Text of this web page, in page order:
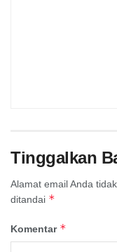
Tinggalkan
Alamat email Anda
ditandai *
Komentar *